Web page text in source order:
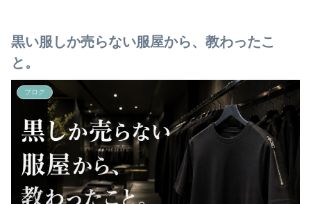
黒い服しか売らない服屋から、教わったこ
と。
ブログ